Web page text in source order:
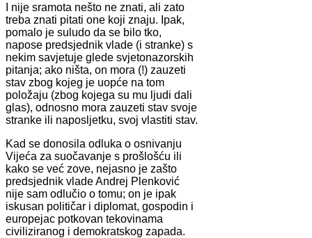
I nije sramota nešto ne znati, ali zato
treba znati pitati one koji znaju. Ipak,
pomalo je suludo da se bilo tko,
napose predsjednik vlade (i stranke) s
nekim savjetuje glede svjetonazorskih
pitanja; ako ništa, on mora (!) zauzeti
stav zbog kojeg je uopće na tom
položaju (zbog kojega su mu ljudi dali
glas), odnosno mora zauzeti stav svoje
stranke ili naposljetku, svoj vlastiti stav.
Kad se donosila odluka o osnivanju
Vijeća za suočavanje s prošlošću ili
kako se već zove, nejasno je zašto
predsjednik vlade Andrej Plenković
nije sam odlučio o tomu; on je ipak
iskusan političar i diplomat, gospodin i
europejac potkovan tekovinama
civiliziranog i demokratskog zapada.